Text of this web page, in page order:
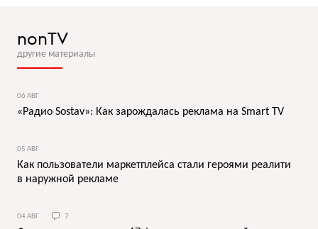
nonTV
другие материалы
06 АВГ
«Радио Sostav»: Как зарождалась реклама на Smart TV
05 АВГ
Как пользователи маркетплейса стали героями реалити
в наружной рекламе
04 АВГ 7